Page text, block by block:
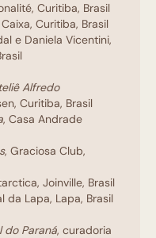
Curitiba, Brasil
Curitiba, Brasil
e Daniela Vicentini,
Alfredo
Curitiba, Brasil
, Casa Andrade
, Graciosa Club,
Joinville, Brasil
da Lapa, Lapa, Brasil
do Paraná, curadoria